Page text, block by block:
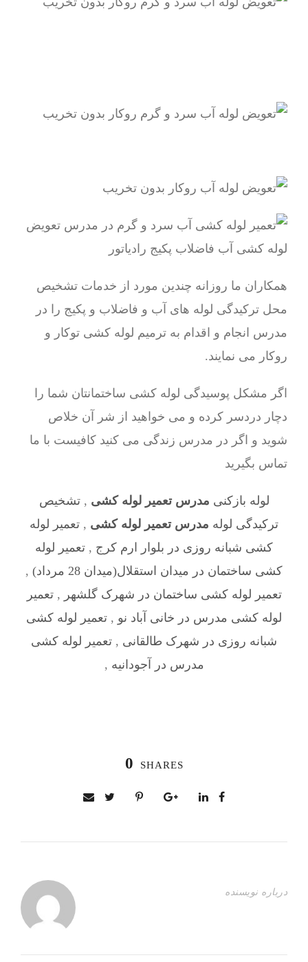
همکاران ما روزانه چندین مورد از خدمات تشخیص
محل ترکیدگی لوله های آب و فاضلاب و پکیج را در
مدرس انجام و اقدام به ترمیم لوله کشی توکار و
روکار می نمایند.
اگر مشکل پوسیدگی لوله کشی ساختمانتان شما را
دچار دردسر کرده و می خواهید از شر آن خلاص
شوید و اگر در مدرس زندگی می کنید کافیست با ما
تماس بگیرید
لوله بازکنی مدرس تعمیر لوله کشی ,تشخیص
ترکیدگی لوله مدرس تعمیر لوله کشی , تعمیر لوله
کشی شبانه روزی در بلوار ارم کرج , تعمیر لوله
کشی ساختمان در میدان استقلال(میدان 28 مرداد)
,
تعمیر لوله کشی ساختمان در شهرک گلشهر ,تعمیر
لوله کشی مدرس در خانی آباد نو , تعمیر لوله کشی
شبانه روزی در شهرک طالقانی , تعمیر لوله کشی
مدرس در آجودانیه ,
0 SHARES
درباره نویسنده